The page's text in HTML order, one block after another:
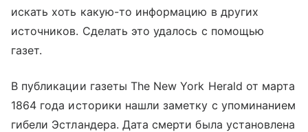
искать хоть какую-то информацию в других
источников. Сделать это удалось с помощью
газет.
В публикации газеты The New York Herald от марта
1864 года историки нашли заметку с упоминанием
гибели Эстландера. Дата смерти была установлена